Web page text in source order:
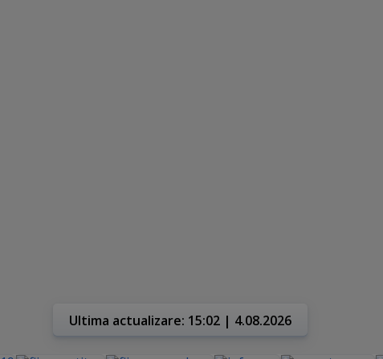
Ultima actualizare: 15:02 | 4.08.2026